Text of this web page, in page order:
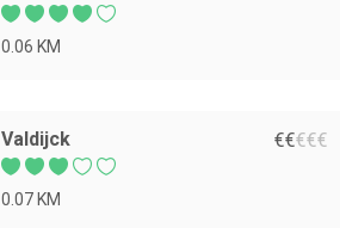
0.06 KM
Valdijck €€€€€
0.07 KM